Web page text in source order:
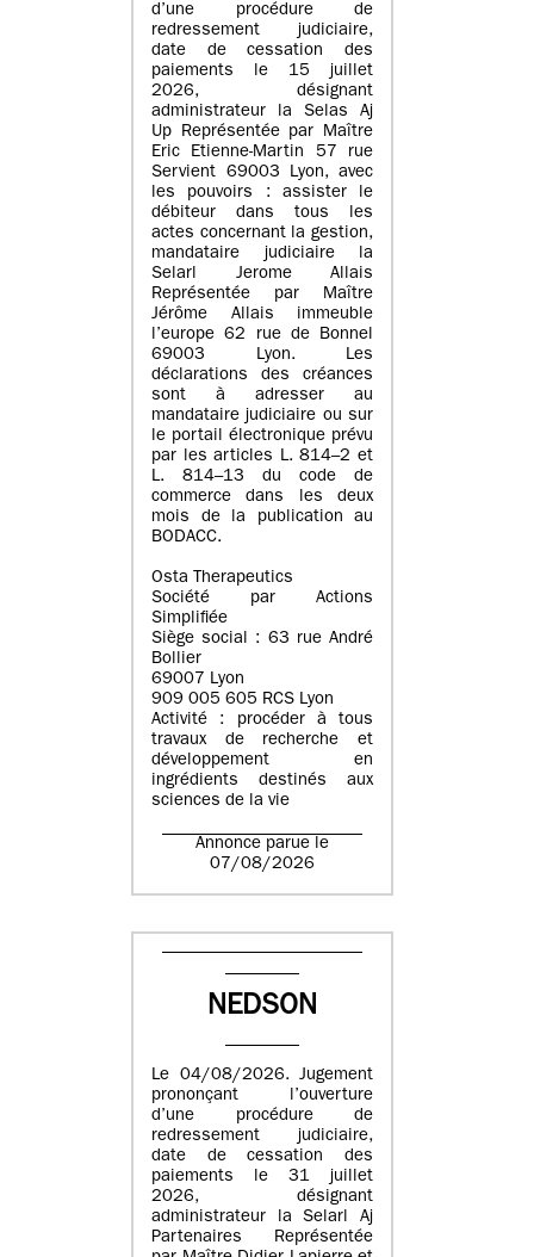
d’une procédure de
redressement judiciaire,
date de cessation des
paiements le 15 juillet
2026, désignant
administrateur la Selas Aj
Up Représentée par Maître
Eric Etienne-Martin 57 rue
Servient 69003 Lyon, avec
les pouvoirs : assister le
débiteur dans tous les
actes concernant la gestion,
mandataire judiciaire la
Selarl Jerome Allais
Représentée par Maître
Jérôme Allais immeuble
l’europe 62 rue de Bonnel
69003 Lyon. Les
déclarations des créances
sont à adresser au
mandataire judiciaire ou sur
le portail électronique prévu
par les articles L. 814–2 et
L. 814–13 du code de
commerce dans les deux
mois de la publication au
BODACC.
Osta Therapeutics
Société par Actions
Simplifiée
Siège social : 63 rue André
Bollier
69007 Lyon
909 005 605 RCS Lyon
Activité : procéder à tous
travaux de recherche et
développement en
ingrédients destinés aux
sciences de la vie
Annonce parue le
07/08/2026
NEDSON
Le 04/08/2026. Jugement
prononçant l’ouverture
d’une procédure de
redressement judiciaire,
date de cessation des
paiements le 31 juillet
2026, désignant
administrateur la Selarl Aj
Partenaires Représentée